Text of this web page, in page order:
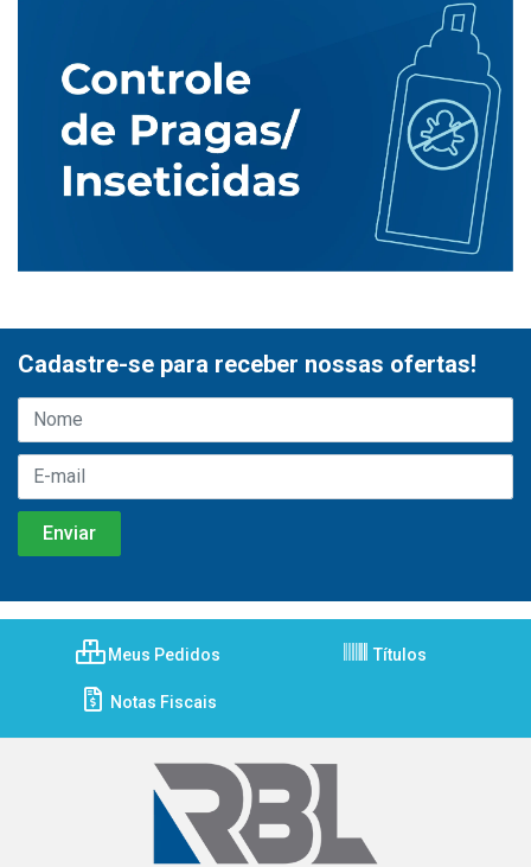
Cadastre-se para receber nossas ofertas!
Meus Pedidos Títulos
Notas Fiscais